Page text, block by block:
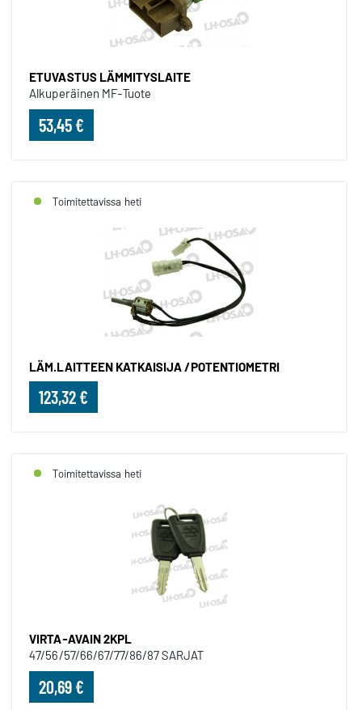
ETUVASTUS LÄMMITYSLAITE
Alkuperäinen MF-Tuote
53,45 €
Toimitettavissa heti
LÄM.LAITTEEN KATKAISIJA /POTENTIOMETRI
123,32 €
Toimitettavissa heti
VIRTA-AVAIN 2KPL
47/56/57/66/67/77/86/87 SARJAT
20,69 €